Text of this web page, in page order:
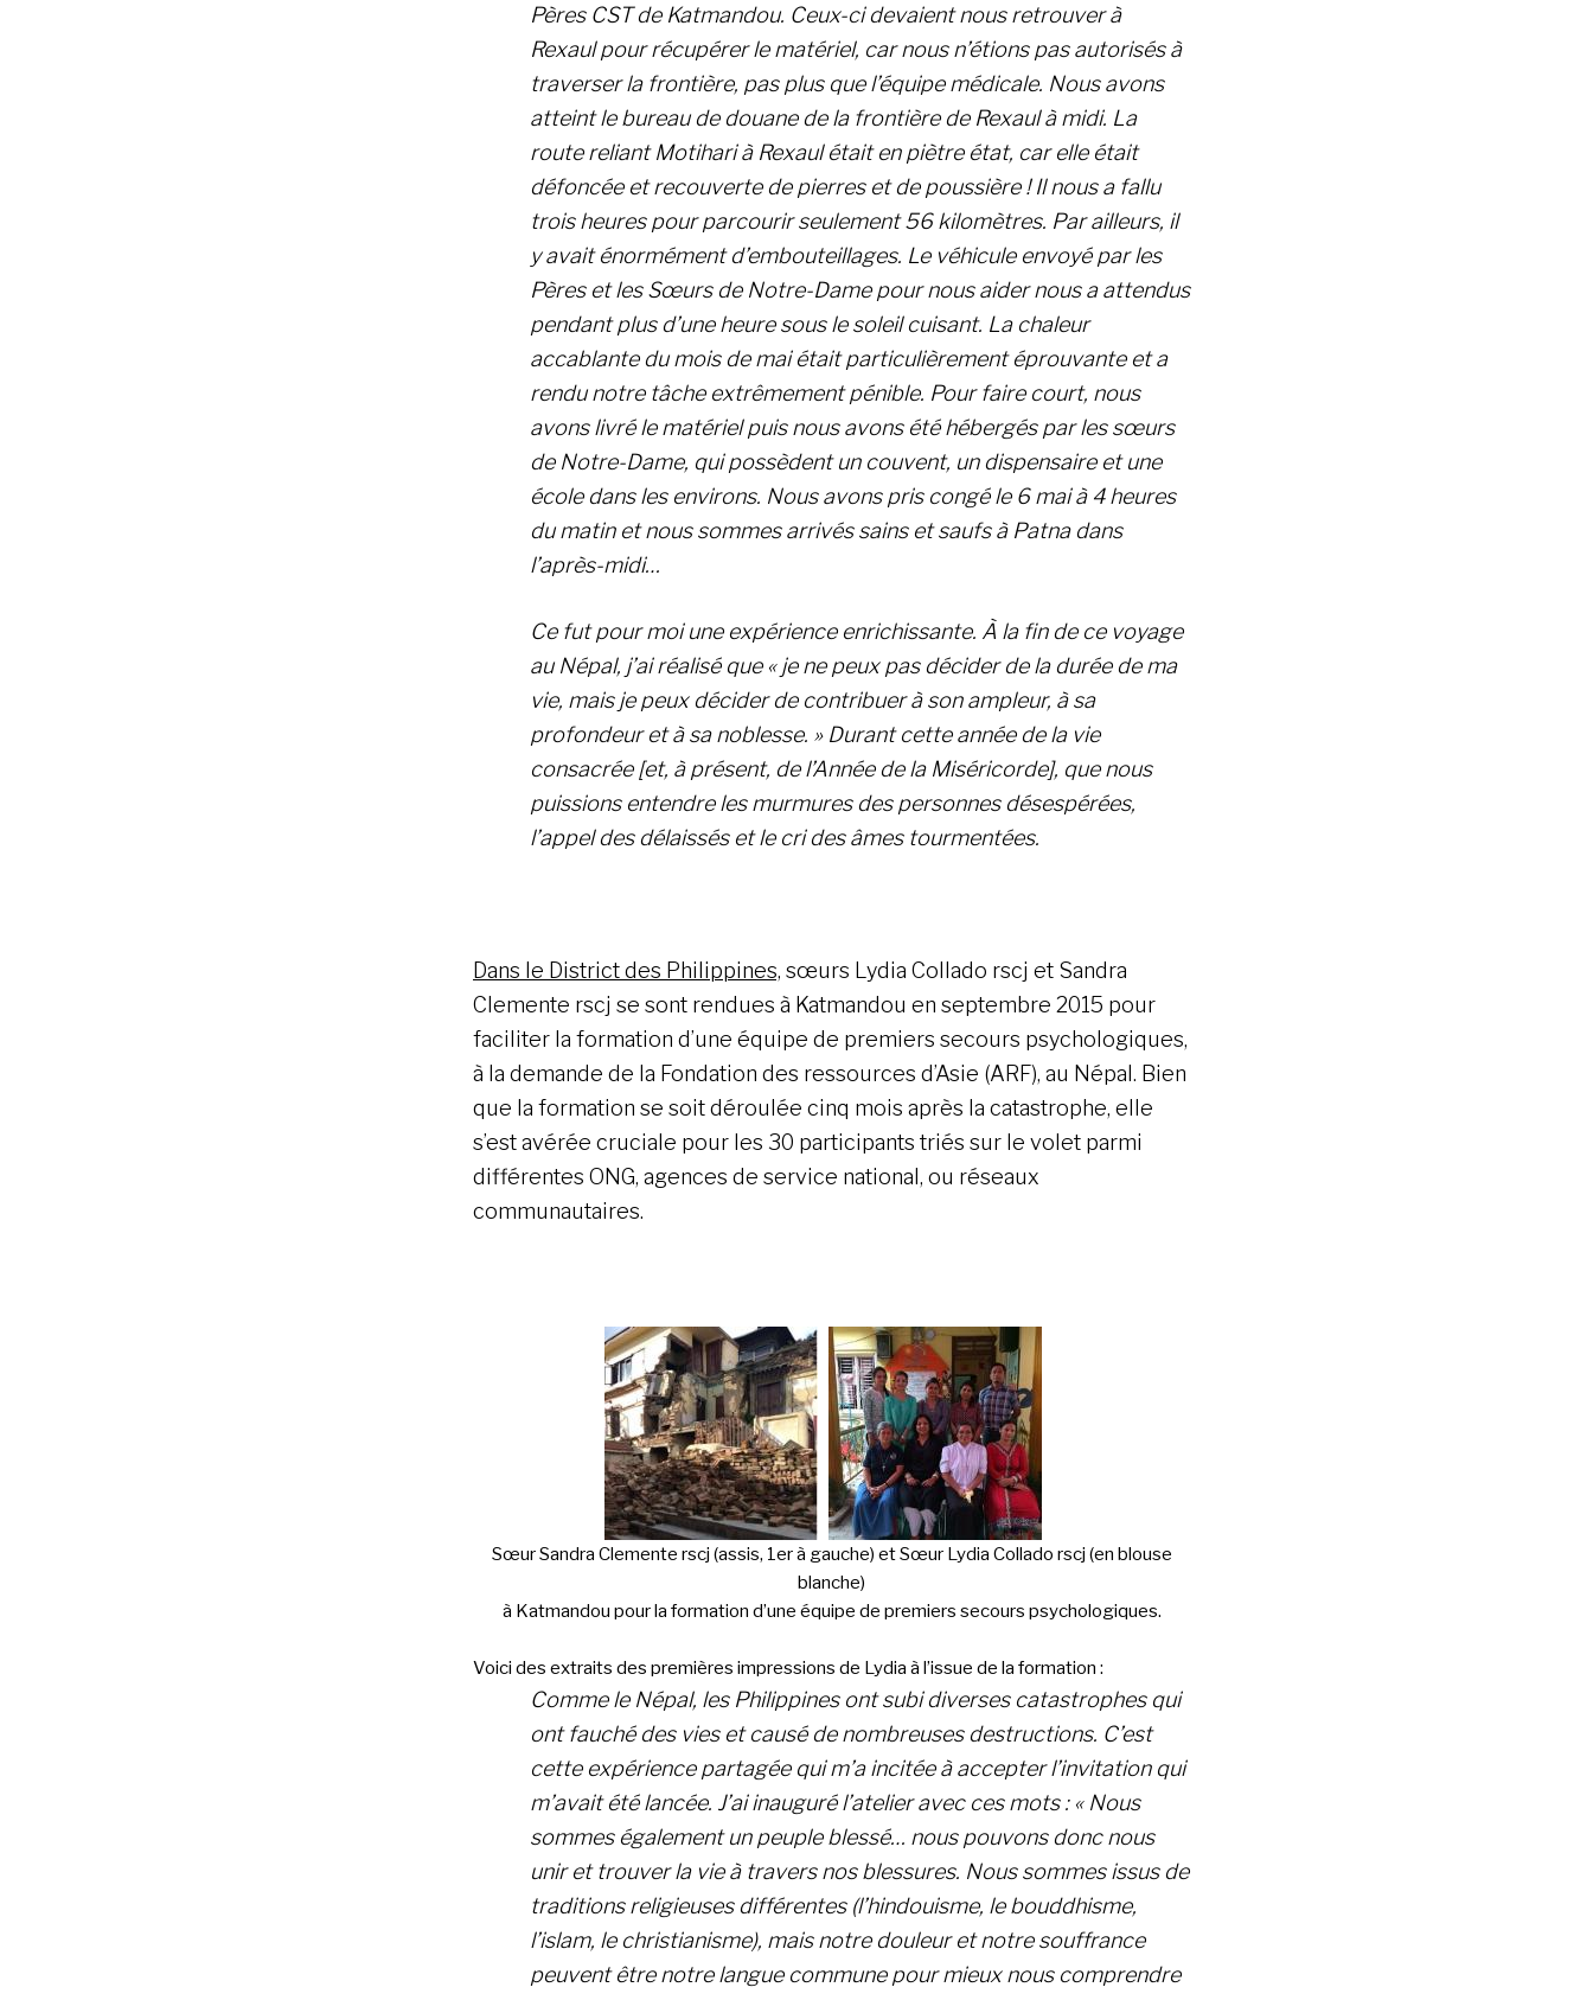
Pères CST de Katmandou. Ceux-ci devaient nous retrouver à
Rexaul pour récupérer le matériel, car nous n’étions pas autorisés à
traverser la frontière, pas plus que l’équipe médicale. Nous avons
atteint le bureau de douane de la frontière de Rexaul à midi. La
route reliant Motihari à Rexaul était en piètre état, car elle était
défoncée et recouverte de pierres et de poussière ! Il nous a fallu
trois heures pour parcourir seulement 56 kilomètres. Par ailleurs, il
y avait énormément d’embouteillages. Le véhicule envoyé par les
Pères et les Sœurs de Notre-Dame pour nous aider nous a attendus
pendant plus d’une heure sous le soleil cuisant. La chaleur
accablante du mois de mai était particulièrement éprouvante et a
rendu notre tâche extrêmement pénible. Pour faire court, nous
avons livré le matériel puis nous avons été hébergés par les sœurs
de Notre-Dame, qui possèdent un couvent, un dispensaire et une
école dans les environs. Nous avons pris congé le 6 mai à 4 heures
du matin et nous sommes arrivés sains et saufs à Patna dans
l’après-midi…
Ce fut pour moi une expérience enrichissante. À la fin de ce voyage
au Népal, j’ai réalisé que « je ne peux pas décider de la durée de ma
vie, mais je peux décider de contribuer à son ampleur, à sa
profondeur et à sa noblesse. » Durant cette année de la vie
consacrée [et, à présent, de l’Année de la Miséricorde], que nous
puissions entendre les murmures des personnes désespérées,
l’appel des délaissés et le cri des âmes tourmentées.
Dans le District des Philippines, sœurs Lydia Collado rscj et Sandra
Clemente rscj se sont rendues à Katmandou en septembre 2015 pour
faciliter la formation d’une équipe de premiers secours psychologiques,
à la demande de la Fondation des ressources d’Asie (ARF), au Népal. Bien
que la formation se soit déroulée cinq mois après la catastrophe, elle
s’est avérée cruciale pour les 30 participants triés sur le volet parmi
différentes ONG, agences de service national, ou réseaux
communautaires.
Sœur Sandra Clemente rscj (assis, 1er à gauche) et Sœur Lydia Collado rscj (en blouse
blanche)
à Katmandou pour la formation d’une équipe de premiers secours psychologiques.
Voici des extraits des premières impressions de Lydia à l’issue de la formation :
Comme le Népal, les Philippines ont subi diverses catastrophes qui
ont fauché des vies et causé de nombreuses destructions. C’est
cette expérience partagée qui m’a incitée à accepter l’invitation qui
m’avait été lancée. J’ai inauguré l’atelier avec ces mots : « Nous
sommes également un peuple blessé… nous pouvons donc nous
unir et trouver la vie à travers nos blessures. Nous sommes issus de
traditions religieuses différentes (l’hindouisme, le bouddhisme,
l’islam, le christianisme), mais notre douleur et notre souffrance
peuvent être notre langue commune pour mieux nous comprendre